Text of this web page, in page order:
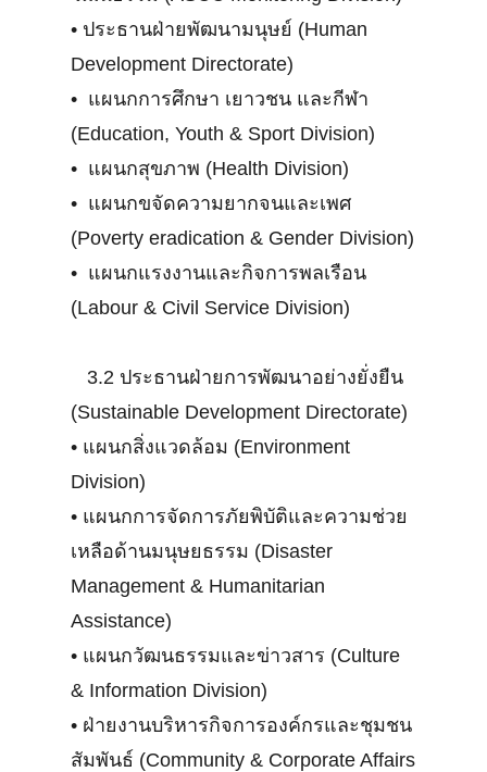
• ประธานฝ่ายพัฒนามนุษย์ (Human
Development Directorate)
• แผนกการศึกษา เยาวชน และกีฬา
(Education, Youth & Sport Division)
• แผนกสุขภาพ (Health Division)
• แผนกขจัดความยากจนและเพศ
(Poverty eradication & Gender Division)
• แผนกแรงงานและกิจการพลเรือน
(Labour & Civil Service Division)
3.2 ประธานฝ่ายการพัฒนาอย่างยั่งยืน
(Sustainable Development Directorate)
• แผนกสิ่งแวดล้อม (Environment
Division)
• แผนกการจัดการภัยพิบัติและความช่วย
เหลือด้านมนุษยธรรม (Disaster
Management & Humanitarian
Assistance)
• แผนกวัฒนธรรมและข่าวสาร (Culture
& Information Division)
• ฝ่ายงานบริหารกิจการองค์กรและชุมชน
สัมพันธ์ (Community & Corporate Affairs